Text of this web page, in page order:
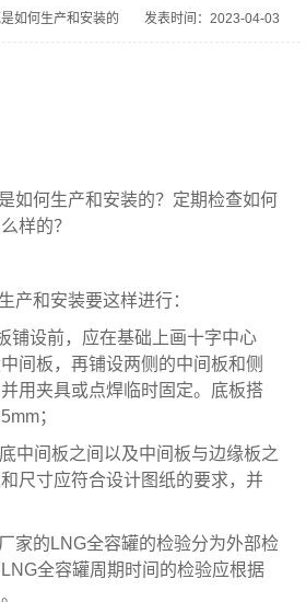
如何生产和安装的 发表时间：2023-04-03
如何生产和安装的？定期检查如何
样的？
产和安装要这样进行：
铺设前，应在基础上画十字中心
间板，再铺设两侧的中间板和侧
用夹具或点焊临时固定。底板搭
；
中间板之间以及中间板与边缘板之
尺寸应符合设计图纸的要求，并
家的LNG全容罐的检验分为外部检
全容罐周期时间的检验应根据